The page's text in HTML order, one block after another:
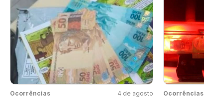
Ocorrências 4 de agosto Ocorrências